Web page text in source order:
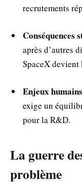
recrutements
Conséquences
après d’autres
SpaceX
Enjeux
exige un
pour la R&D.
La guerre
problème